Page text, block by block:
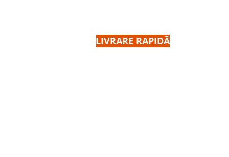
LIVRARE RAPIDĂ